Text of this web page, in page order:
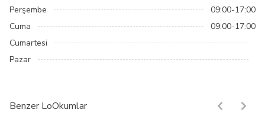
Perşembe
09:00-17:00
Cuma
09:00-17:00
Cumartesi
Pazar
Benzer LoOkumlar